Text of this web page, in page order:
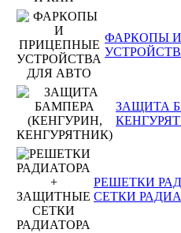
ФАРКОПЫ
ЗАЩИТА
РЕШЕТКИ
СЕТКИ